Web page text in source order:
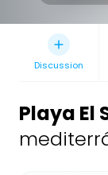
Discussion
Playa El